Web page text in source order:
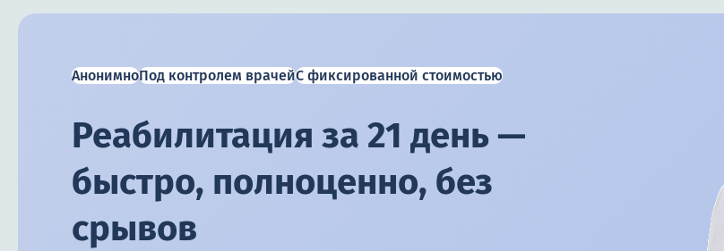
АнонимноПод контролем врачейС фиксированной стоимостью
Реабилитация за 21 день —
быстро, полноценно, без
срывов